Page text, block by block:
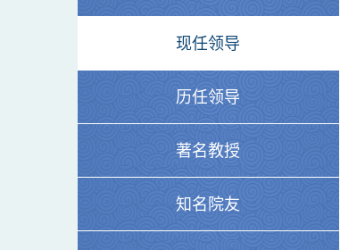
现任领导
历任领导
著名教授
知名院友